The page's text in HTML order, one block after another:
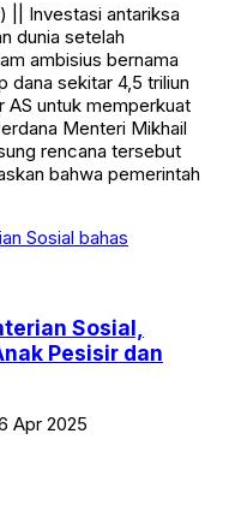
|| Investasi antariksa
dunia setelah
ambisius bernama
dana sekitar 4,5 triliun
AS untuk memperkuat
Menteri Mikhail
rencana tersebut
bahwa pemerintah
Sosial,
Pesisir dan
Apr 2025